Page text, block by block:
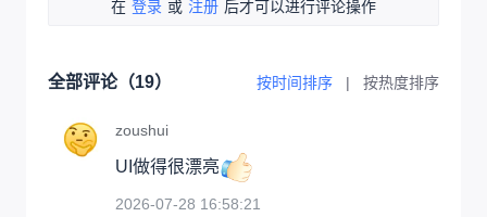
在 登录 或 注册 后才可以进行评论操作
全部评论（19） 按时间排序 | 按热度排序
zoushui
UI做得很漂亮
2026-07-28 16:58:21